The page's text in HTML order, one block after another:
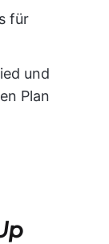
für
und
Plan